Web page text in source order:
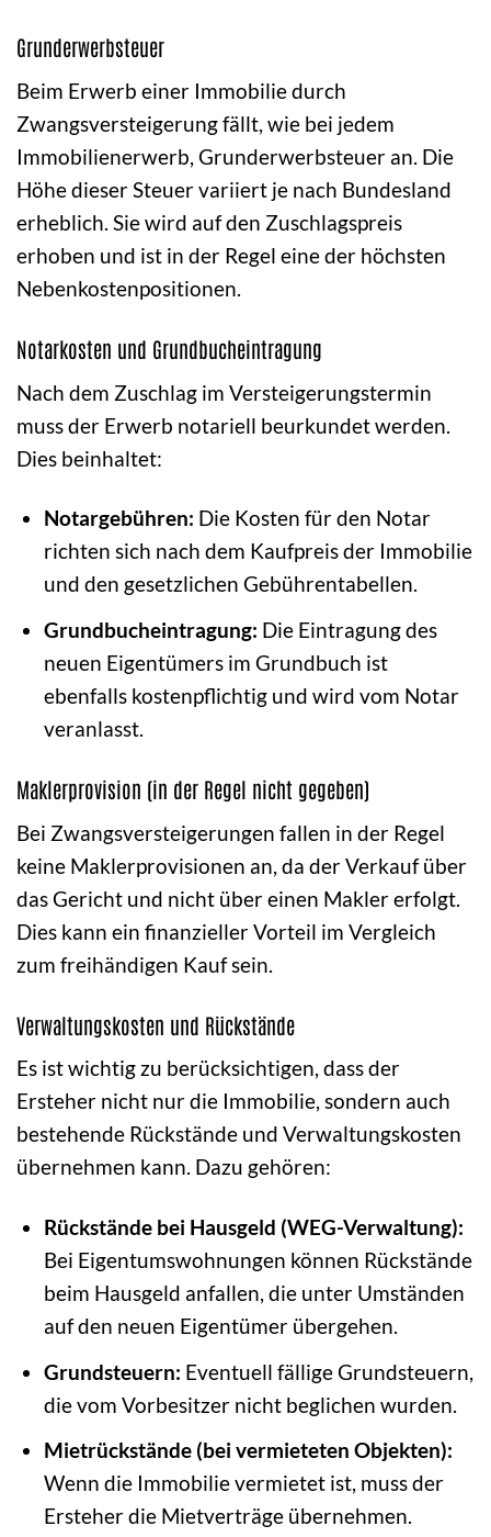
Grunderwerbsteuer
Beim Erwerb einer Immobilie durch
Zwangsversteigerung fällt, wie bei jedem
Immobilienerwerb, Grunderwerbsteuer an. Die
Höhe dieser Steuer variiert je nach Bundesland
erheblich. Sie wird auf den Zuschlagspreis
erhoben und ist in der Regel eine der höchsten
Nebenkostenpositionen.
Notarkosten und Grundbucheintragung
Nach dem Zuschlag im Versteigerungstermin
muss der Erwerb notariell beurkundet werden.
Dies beinhaltet:
Notargebühren: Die Kosten für den Notar
richten sich nach dem Kaufpreis der Immobilie
und den gesetzlichen Gebührentabellen.
Grundbucheintragung: Die Eintragung des
neuen Eigentümers im Grundbuch ist
ebenfalls kostenpflichtig und wird vom Notar
veranlasst.
Maklerprovision (in der Regel nicht gegeben)
Bei Zwangsversteigerungen fallen in der Regel
keine Maklerprovisionen an, da der Verkauf über
das Gericht und nicht über einen Makler erfolgt.
Dies kann ein finanzieller Vorteil im Vergleich
zum freihändigen Kauf sein.
Verwaltungskosten und Rückstände
Es ist wichtig zu berücksichtigen, dass der
Ersteher nicht nur die Immobilie, sondern auch
bestehende Rückstände und Verwaltungskosten
übernehmen kann. Dazu gehören:
Rückstände bei Hausgeld (WEG-Verwaltung):
Bei Eigentumswohnungen können Rückstände
beim Hausgeld anfallen, die unter Umständen
auf den neuen Eigentümer übergehen.
Grundsteuern: Eventuell fällige Grundsteuern,
die vom Vorbesitzer nicht beglichen wurden.
Mietrückstände (bei vermieteten Objekten):
Wenn die Immobilie vermietet ist, muss der
Ersteher die Mietverträge übernehmen.